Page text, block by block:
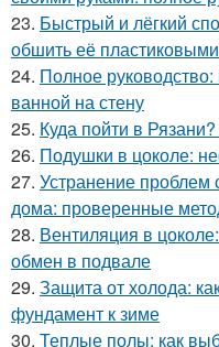
23. Быстрый и лёгкий
обшить её
24. Полное
ванной на стену
25. Куда пойти в
26. Подушки в цоколе:
27. Устранение
дома: проверенные
28. Вентиляция в
обмен в подвале
29. Защита от холода:
фундамент к зиме
30. Теплые полы: как